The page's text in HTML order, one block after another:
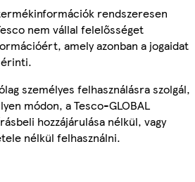
rendszeresen
nem vállal felelősséget
amely azonban a jogaidat
személyes felhasználásra szolgál,
módon, a Tesco-GLOBAL
hozzájárulása nélkül, vagy
nélkül felhasználni.